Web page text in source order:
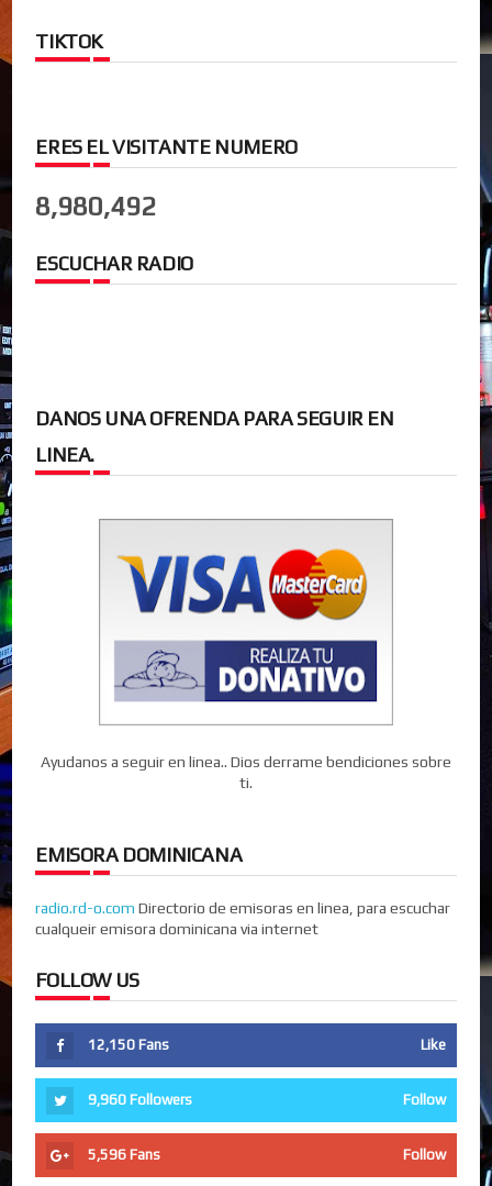
TIKTOK
ERES EL VISITANTE NUMERO
8,980,492
ESCUCHAR RADIO
DANOS UNA OFRENDA PARA SEGUIR EN
LINEA.
Ayudanos a seguir en linea.. Dios derrame bendiciones sobre
ti.
EMISORA DOMINICANA
radio.rd-o.com Directorio de emisoras en linea, para escuchar
cualqueir emisora dominicana via internet
FOLLOW US
12,150 Fans Like
9,960 Followers Follow
5,596 Fans Follow